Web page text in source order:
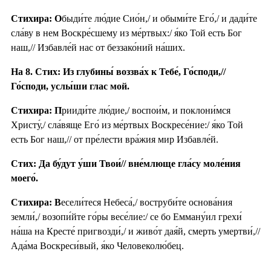
Стихира: Обыди́те лю́дие Сио́н,/ и обыми́те Его́,/ и дади́те
сла́ву в нем Воскре́сшему из ме́ртвых:/ я́ко Той есть Бог
наш,// Избавле́й нас от беззако́ний на́ших.
На 8. Стих: Из глубины́ воззва́х к Тебе́, Го́споди,//
Го́споди, услы́ши глас мой.
Стихира: Прииди́те лю́дие,/ воспои́м, и поклони́мся
Христу́,/ сла́вяще Его́ из ме́ртвых Воскресе́ние:/ я́ко Той
есть Бог наш,// от пре́лести вра́жия мир Избавле́й.
Стих: Да бу́дут у́ши Твои́// вне́млюще гла́су моле́ния
моего́.
Стихира: Весели́теся Небеса́,/ воструби́те основа́ния
земли́,/ возопи́йте го́ры весе́лие:/ се бо Емману́ил грехи́
на́ша на Кресте́ пригвозди́,/ и живо́т дая́й, смерть умертви́,//
Ада́ма Воскреси́вый, я́ко Человеколю́бец.